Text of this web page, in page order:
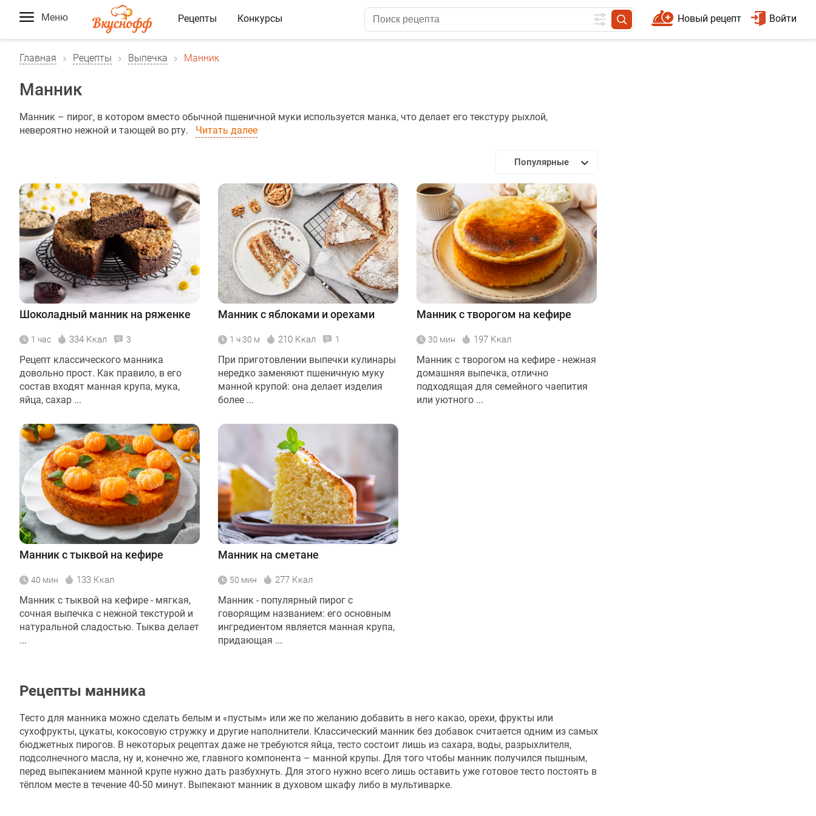
Меню Рецепты Конкурсы Войти
Новый рецепт
Главная Рецепты Выпечка Манник
Манник
Манник – пирог, в котором вместо обычной пшеничной муки используется манка, что делает его текстуру рыхлой,
невероятно нежной и тающей во рту.
Читать далее
Популярные
Шоколадный манник на ряженке
1 час 334 Ккал 3
Рецепт классического манника
довольно прост. Как правило, в его
состав входят манная крупа, мука,
яйца, сахар ...
Манник с яблоками и орехами
1 ч 30 м 210 Ккал 1
При приготовлении выпечки кулинары
нередко заменяют пшеничную муку
манной крупой: она делает изделия
более ...
Манник с творогом на кефире
30 мин 197 Ккал
Манник с творогом на кефире - нежная
домашняя выпечка, отлично
подходящая для семейного чаепития
или уютного ...
Манник с тыквой на кефире
40 мин 133 Ккал
Манник с тыквой на кефире - мягкая,
сочная выпечка с нежной текстурой и
натуральной сладостью. Тыква делает
...
Манник на сметане
50 мин 277 Ккал
Манник - популярный пирог с
говорящим названием: его основным
ингредиентом является манная крупа,
придающая ...
Рецепты манника
Тесто для манника можно сделать белым и «пустым» или же по желанию добавить в него какао, орехи, фрукты или
сухофрукты, цукаты, кокосовую стружку и другие наполнители. Классический манник без добавок считается одним из самых
бюджетных пирогов. В некоторых рецептах даже не требуются яйца, тесто состоит лишь из сахара, воды, разрыхлителя,
подсолнечного масла, ну и, конечно же, главного компонента – манной крупы. Для того чтобы манник получился пышным,
перед выпеканием манной крупе нужно дать разбухнуть. Для этого нужно всего лишь оставить уже готовое тесто постоять в
тёплом месте в течение 40-50 минут. Выпекают манник в духовом шкафу либо в мультиварке.